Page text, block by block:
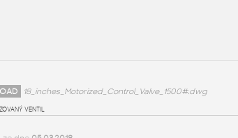
18_inches_Motorized_Control_Valve_1500#.dwg
ventil